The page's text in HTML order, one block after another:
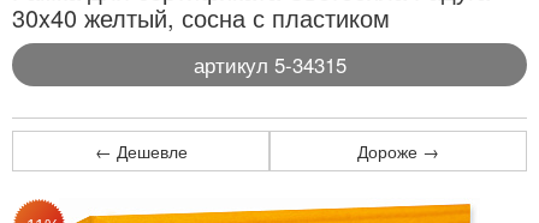
30x40 желтый, сосна с пластиком
артикул 5-34315
← Дешевле Дороже →